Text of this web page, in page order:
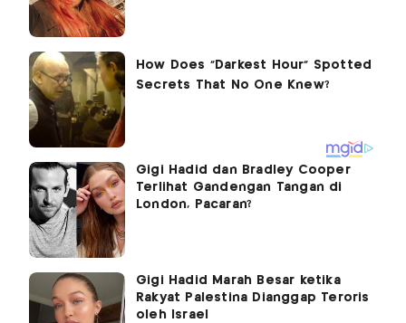
Gigi Hadid dan Bradley Cooper
Terlihat Gandengan Tangan di
London, Pacaran?
Gigi Hadid Marah Besar ketika
Rakyat Palestina Dianggap Teroris
oleh Israel